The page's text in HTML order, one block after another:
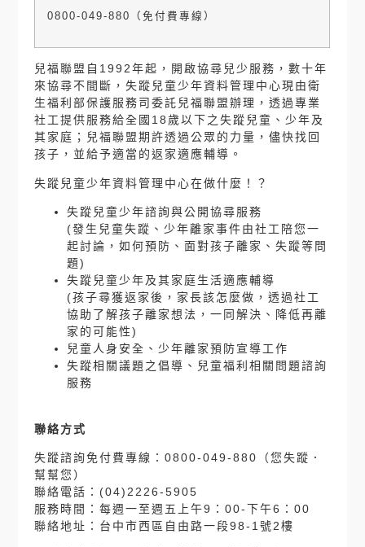
0800-049-880 （免付費專線）
兒福聯盟自 1992年起，開啟協尋兒少服務，數十年
來協尋不間斷，失蹤兒童少年資料管理中心現由衛
生福利部保護服務司委託兒福聯盟辦理，透過專業
社工提供服務給全國 18歲以下之失蹤兒童、少年及
其家庭；兒福聯盟期許透過公眾的力量，儘快找回
孩子，並給予適當的返家適應輔導。
失蹤兒童少年資料管理中心在做什麼！？
失蹤兒童少年諮詢與公開協尋服務
(發生兒童失蹤、少年離家事件由社工陪您一
起討論，如何預防、面對孩子離家、失蹤等問
題)
失蹤兒童少年及其家庭生活適應輔導
(孩子尋獲返家後，家長該怎麼做，透過社工
協助了解孩子離家想法，一同解決、降低再離
家的可能性)
兒童人身安全、少年離家預防宣導工作
失蹤相關議題之倡導、兒童福利相關問題諮詢
服務
聯絡方式
失蹤諮詢免付費專線：0800-049-880
（您失蹤．
幫幫您）
聯絡電話： (04)2226-5905
服務時間：每週一至週五上午9 ：00-下午6 ：00
聯絡地址：台中市西區自由路一段98-1號2樓